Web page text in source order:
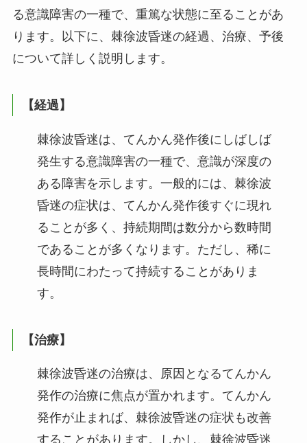
る意識障害の一種で、重篤な状態に至ることがあ
ります。以下に、棘徐波昏迷の経過、治療、予後
について詳しく説明します。
【経過】
棘徐波昏迷は、てんかん発作後にしばしば
発生する意識障害の一種で、意識が深度の
ある障害を示します。一般的には、棘徐波
昏迷の症状は、てんかん発作後すぐに現れ
ることが多く、持続期間は数分から数時間
であることが多くなります。ただし、稀に
長時間にわたって持続することがありま
す。
【治療】
棘徐波昏迷の治療は、原因となるてんかん
発作の治療に焦点が置かれます。てんかん
発作が止まれば、棘徐波昏迷の症状も改善
することがあります。しかし、棘徐波昏迷